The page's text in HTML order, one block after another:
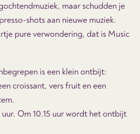
maar schudden je
shots aan nieuwe muziek.
pure verwondering, dat is Music
is een klein ontbijt:
croissant, vers fruit en een
Om 10.15 uur wordt het ontbijt